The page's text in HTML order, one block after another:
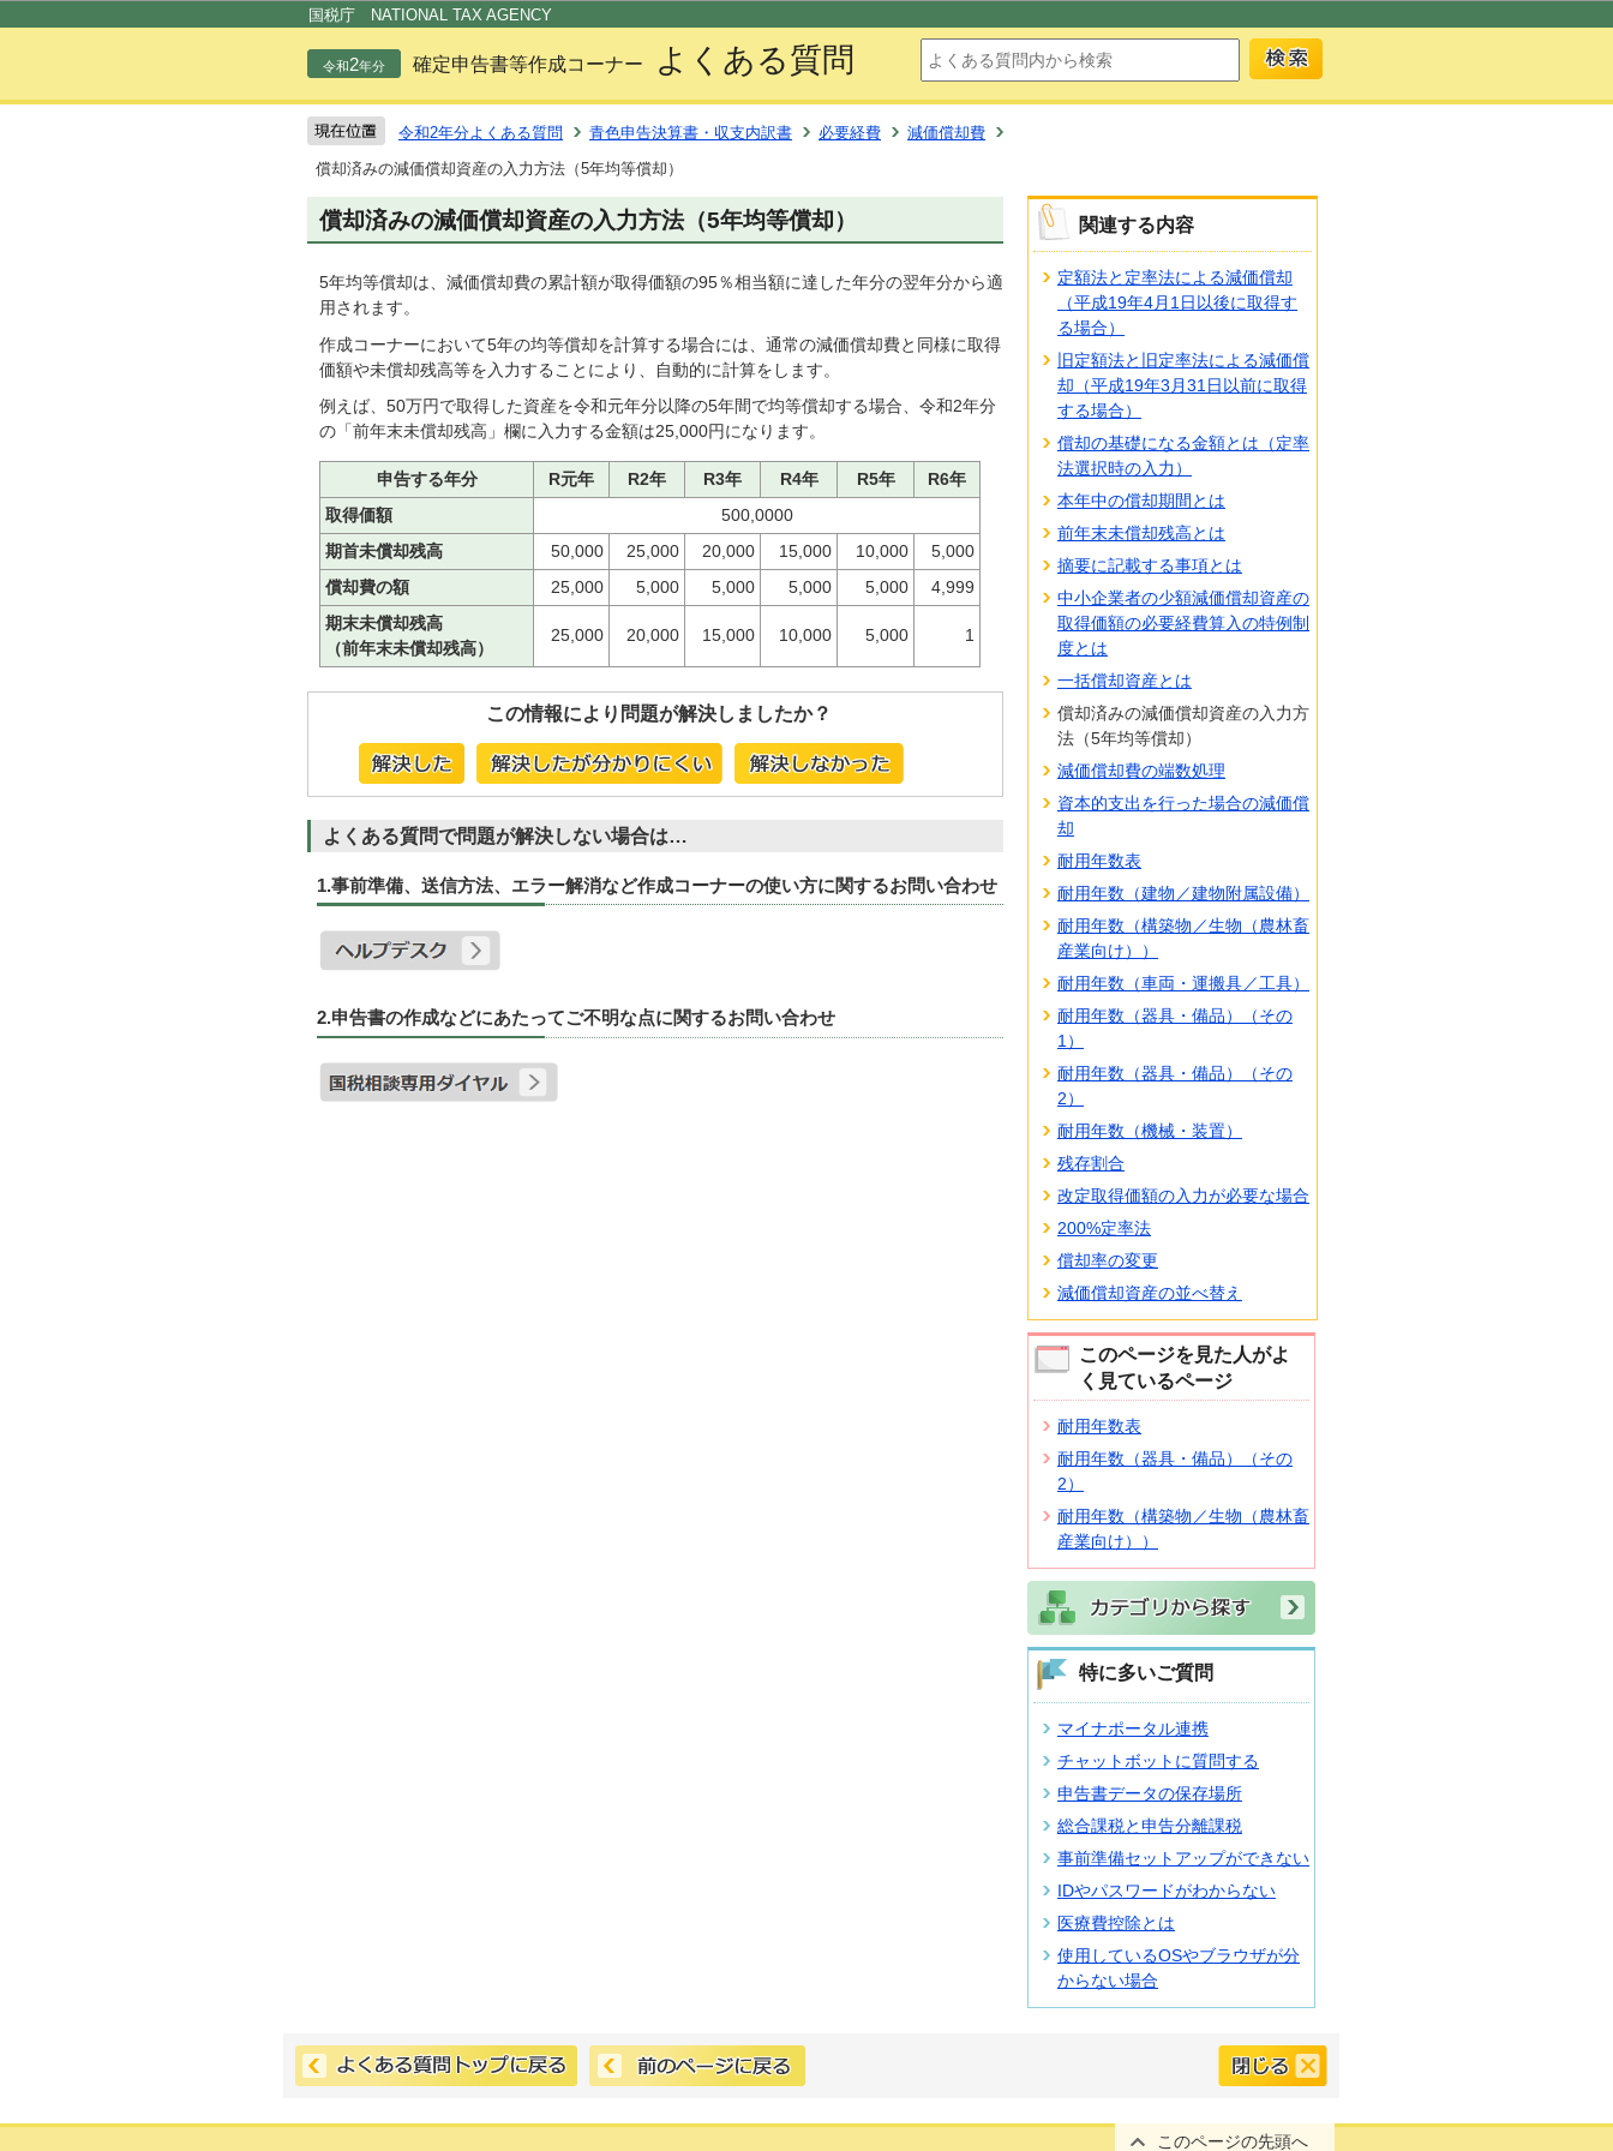
国税庁 NATIONAL TAX AGENCY
令和2年分 確定申告書等作成コーナー よくある質問
令和2年分よくある質問 青色申告決算書・収支内訳書 必要経費
減価償却費
償却済みの減価償却資産の入力方法（5年均等償却）
償却済みの減価償却資産の入力方法（5年均等償却）
5年均等償却は、減価償却費の累計額が取得価額の95％相当額に達した年分の翌年分から適
用されます。
作成コーナーにおいて5年の均等償却を計算する場合には、通常の減価償却費と同様に取得
価額や未償却残高等を入力することにより、自動的に計算をします。
例えば、50万円で取得した資産を令和元年分以降の5年間で均等償却する場合、令和2年分
の「前年末未償却残高」欄に入力する金額は25,000円になります。
申告する年分 R元年 R2年 R3年 R4年 R5年
R6年
取得価額
500,0000
期首未償却残高
50,000 25,000 20,000 15,000 10,000
5,000
償却費の額
25,000 5,000 5,000 5,000 5,000
4,999
期末未償却残高
（前年末未償却残高）
25,000 20,000 15,000 10,000 5,000 1
この情報により問題が解決しましたか？
よくある質問で問題が解決しない場合は…
1.事前準備、送信方法、エラー解消など作成コーナーの使い方に関するお問い合わせ
2.申告書の作成などにあたってご不明な点に関するお問い合わせ
関連する内容
定額法と定率法による減価償却
（平成19年4月1日以後に取得す
る場合）
旧定額法と旧定率法による減価償
却（平成19年3月31日以前に取得
する場合）
償却の基礎になる金額とは（定率
法選択時の入力）
本年中の償却期間とは
前年末未償却残高とは
摘要に記載する事項とは
中小企業者の少額減価償却資産の
取得価額の必要経費算入の特例制
度とは
一括償却資産とは
償却済みの減価償却資産の入力方
法（5年均等償却）
減価償却費の端数処理
資本的支出を行った場合の減価償
却
耐用年数表
耐用年数（建物／建物附属設備）
耐用年数（構築物／生物（農林畜
産業向け））
耐用年数（車両・運搬具／工具）
耐用年数（器具・備品）（その
1）
耐用年数（器具・備品）（その
2）
耐用年数（機械・装置）
残存割合
改定取得価額の入力が必要な場合
200%定率法
償却率の変更
減価償却資産の並べ替え
このページを見た人がよ
く見ているページ
耐用年数表
耐用年数（器具・備品）（その
2）
耐用年数（構築物／生物（農林畜
産業向け））
特に多いご質問
マイナポータル連携
チャットボットに質問する
申告書データの保存場所
総合課税と申告分離課税
事前準備セットアップができない
IDやパスワードがわからない
医療費控除とは
使用しているOSやブラウザが分
からない場合
このページの先頭へ